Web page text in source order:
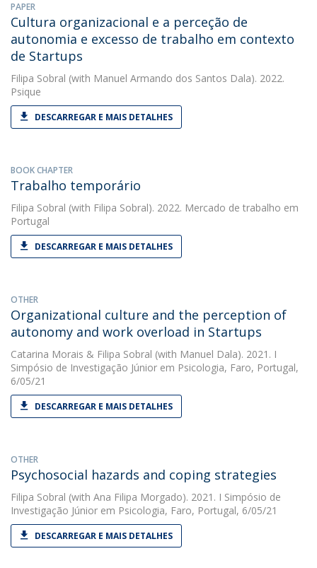
PAPER
Cultura organizacional e a perceção de
autonomia e excesso de trabalho em contexto
de Startups
Filipa Sobral (with Manuel Armando dos Santos Dala). 2022.
Psique
DESCARREGAR E MAIS DETALHES
BOOK CHAPTER
Trabalho temporário
Filipa Sobral (with Filipa Sobral). 2022. Mercado de trabalho em
Portugal
DESCARREGAR E MAIS DETALHES
OTHER
Organizational culture and the perception of
autonomy and work overload in Startups
Catarina Morais & Filipa Sobral (with Manuel Dala). 2021. I
Simpósio de Investigação Júnior em Psicologia, Faro, Portugal,
6/05/21
DESCARREGAR E MAIS DETALHES
OTHER
Psychosocial hazards and coping strategies
Filipa Sobral (with Ana Filipa Morgado). 2021. I Simpósio de
Investigação Júnior em Psicologia, Faro, Portugal, 6/05/21
DESCARREGAR E MAIS DETALHES